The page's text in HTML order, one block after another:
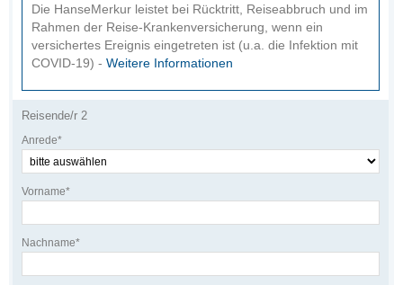
Die HanseMerkur leistet bei Rücktritt, Reiseabbruch und im
Rahmen der Reise-Krankenversicherung, wenn ein
versichertes Ereignis eingetreten ist (u.a. die Infektion mit
COVID-19) -Weitere Informationen
Reisende/r 2
Anrede*
Vorname*
Nachname*